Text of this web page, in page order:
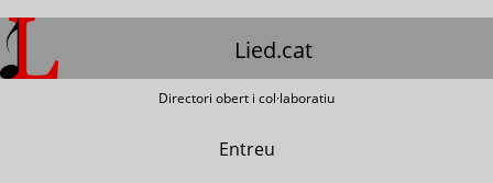
Vés
al
contingut
Lied.cat
Directori obert i col·laboratiu
Entreu